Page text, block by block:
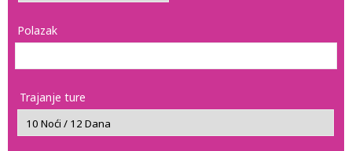
Polazak
Trajanje ture